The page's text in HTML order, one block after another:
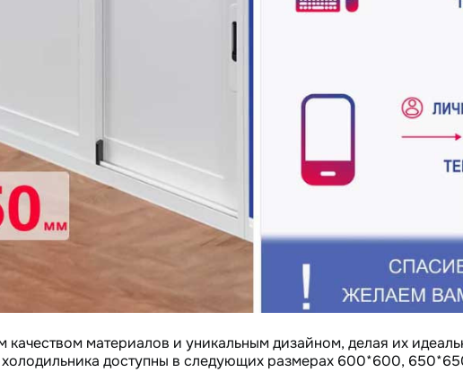
материалов и уникальным дизайном, делая их
доступны в следующих размерах 600*600,